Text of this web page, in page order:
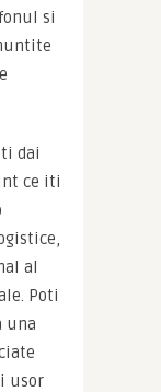
si
dai
ce iti
al
Poti
una
usor